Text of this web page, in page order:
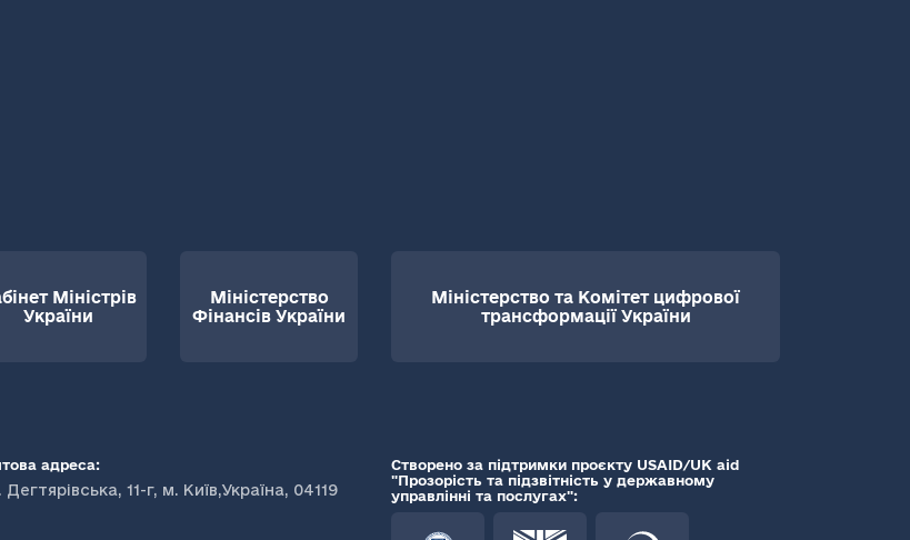
Міністрів
України
Міністерство
Фінансів України
Міністерство та Комітет цифрової
трансформації України
адреса:
Дегтярівська, 11-г, м. Київ,Україна, 04119
Створено за підтримки проєкту USAID/UK aid
"Прозорість та підзвітність у державному
управлінні та послугах":